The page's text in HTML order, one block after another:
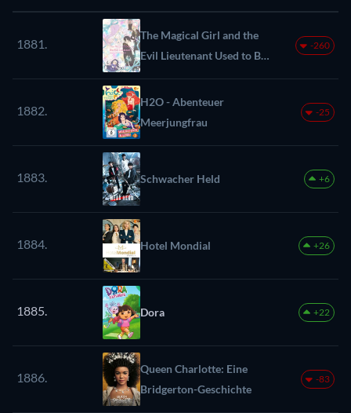
1881.
The Magical Girl and the
Evil Lieutenant Used to Be
Archenemies
-260
1882.
H2O - Abenteuer
Meerjungfrau
-25
1883. Schwacher Held +6
1884. Hotel Mondial +26
1885. Dora +22
1886.
Queen Charlotte: Eine
Bridgerton-Geschichte
-83